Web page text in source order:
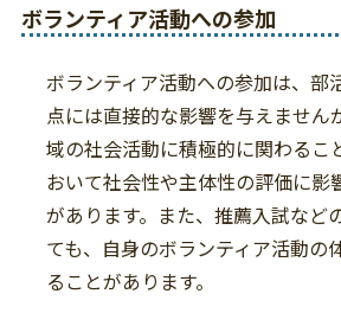
ボランティア活動への参加
ボランティア活動への参加は、部
点には直接的な影響を与えません
域の社会活動に積極的に関わるこ
おいて社会性や主体性の評価に影
があります。また、推薦入試など
ても、自身のボランティア活動の
ることがあります。